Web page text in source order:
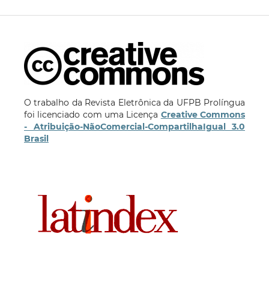
O trabalho da Revista Eletrônica da UFPB Prolíngua
foi licenciado com uma Licença Creative Commons
- Atribuição-NãoComercial-CompartilhaIgual 3.0
Brasil